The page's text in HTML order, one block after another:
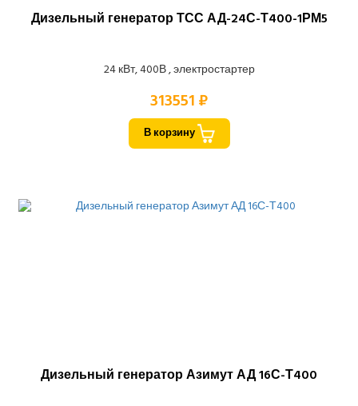
Дизельный генератор ТСС АД-24С-Т400-1РМ5
24 кВт, 400В , электростартер
313551 ₽
В корзину
Дизельный генератор Азимут АД 16С-Т400